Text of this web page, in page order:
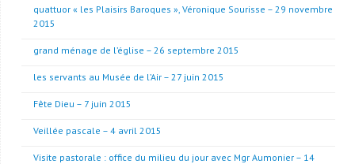
quattuor « les Plaisirs Baroques », Véronique Sourisse – 29 novembre
2015
grand ménage de l’église – 26 septembre 2015
les servants au Musée de l’Air – 27 juin 2015
Fête Dieu – 7 juin 2015
Veillée pascale – 4 avril 2015
Visite pastorale : office du milieu du jour avec Mgr Aumonier – 14